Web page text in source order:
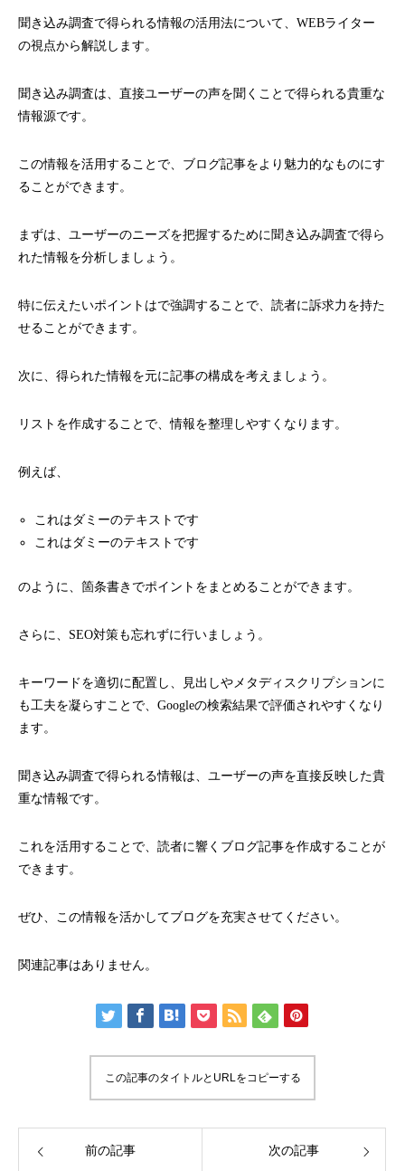
聞き込み調査で得られる情報の活用法について、WEBライター
の視点から解説します。
聞き込み調査は、直接ユーザーの声を聞くことで得られる貴重な
情報源です。
この情報を活用することで、ブログ記事をより魅力的なものにす
ることができます。
まずは、ユーザーのニーズを把握するために聞き込み調査で得ら
れた情報を分析しましょう。
特に伝えたいポイントはで強調することで、読者に訴求力を持た
せることができます。
次に、得られた情報を元に記事の構成を考えましょう。
リストを作成することで、情報を整理しやすくなります。
例えば、
これはダミーのテキストです
これはダミーのテキストです
のように、箇条書きでポイントをまとめることができます。
さらに、SEO対策も忘れずに行いましょう。
キーワードを適切に配置し、見出しやメタディスクリプションに
も工夫を凝らすことで、Googleの検索結果で評価されやすくなり
ます。
聞き込み調査で得られる情報は、ユーザーの声を直接反映した貴
重な情報です。
これを活用することで、読者に響くブログ記事を作成することが
できます。
ぜひ、この情報を活かしてブログを充実させてください。
関連記事はありません。
この記事のタイトルとURLをコピーする
前の記事 次の記事